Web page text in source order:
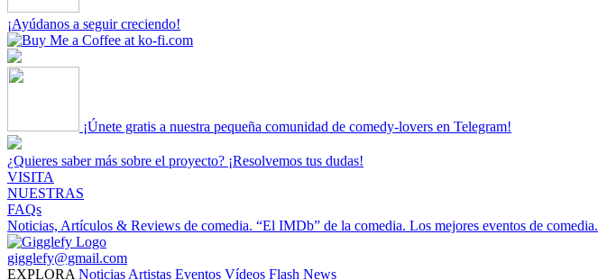
¡Ayúdanos a seguir creciendo!
¡Únete gratis a nuestra pequeña comunidad de comedy-lovers en Telegram!
¿Quieres saber más sobre el proyecto? ¡Resolvemos tus dudas!
VISITA
NUESTRAS
FAQs
Noticias, Artículos & Reviews de comedia. “El IMDb” de la comedia. Los mejores eventos de comedia.
gigglefy@gmail.com
EXPLORA Noticias Artistas Eventos Vídeos Flash News